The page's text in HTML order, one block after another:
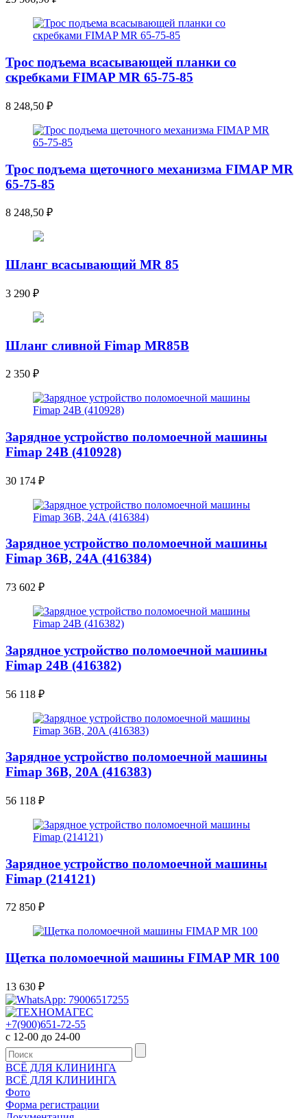
Трос подъема всасывающей планки со
скребками FIMAP MR 65-75-85
8 248,50 ₽
Трос подъема щеточного механизма FIMAP MR
65-75-85
8 248,50 ₽
Шланг всасывающий MR 85
3 290 ₽
Шланг сливной Fimap MR85B
2 350 ₽
Зарядное устройство поломоечной машины
Fimap 24B (410928)
30 174 ₽
Зарядное устройство поломоечной машины
Fimap 36B, 24А (416384)
73 602 ₽
Зарядное устройство поломоечной машины
Fimap 24B (416382)
56 118 ₽
Зарядное устройство поломоечной машины
Fimap 36B, 20А (416383)
56 118 ₽
Зарядное устройство поломоечной машины
Fimap (214121)
72 850 ₽
Щетка поломоечной машины FIMAP MR 100
13 630 ₽
+7(900)651-72-55
с 12-00 до 24-00
ВСЁ ДЛЯ КЛИНИНГА
ВСЁ ДЛЯ КЛИНИНГА
Фото
Форма регистрации